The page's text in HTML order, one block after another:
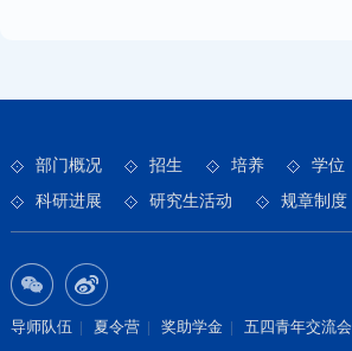
部门概况 招生 培养 学位
科研进展
研究生活动 规章制度
导师队伍 | 夏令营 | 奖助学金 | 五四青年交流会